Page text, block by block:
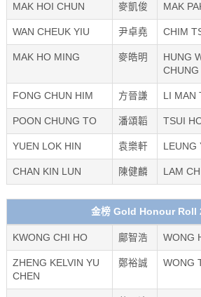
MAK HOI CHUN 麥凱俊 MAK
WAN CHEUK YIU 尹卓堯 CHIM
MAK HO MING 麥皓明
HUNG
CHUNG
FONG CHUN HIM 方晉謙 LI MAN
POON CHUNG TO 潘頌韜 TSUI
YUEN LOK HIN 袁樂軒 LEUNG
CHAN KIN LUN 陳健麟 LAM
金榜 Gold Honour Roll
KWONG CHI HO 鄺智浩 WONG
ZHENG KELVIN YU
CHEN
鄭裕誠 WONG